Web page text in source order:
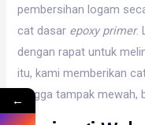
pembersihan logam
cat dasar epoxy primer.
dengan rapat untuk
itu, kami memberikan
tangga tampak
←